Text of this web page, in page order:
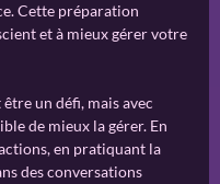
Cette préparation
et à mieux gérer votre
un défi, mais avec
de mieux la gérer. En
en pratiquant la
des conversations